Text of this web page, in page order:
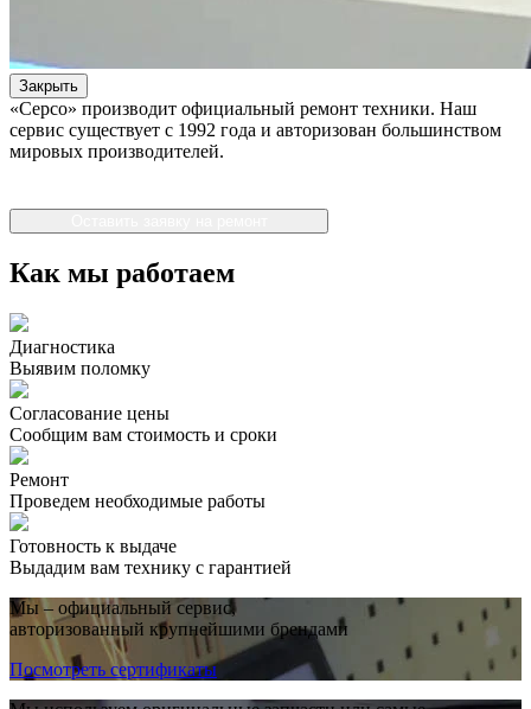
Закрыть
«Серсо» производит официальный ремонт техники. Наш
сервис существует с 1992 года и авторизован большинством
мировых производителей.
Как мы работаем
Диагностика
Выявим поломку
Согласование цены
Сообщим вам стоимость и сроки
Ремонт
Проведем необходимые работы
Готовность к выдаче
Выдадим вам технику с гарантией
Мы – официальный сервис,
авторизованный крупнейшими брендами
Посмотреть сертификаты